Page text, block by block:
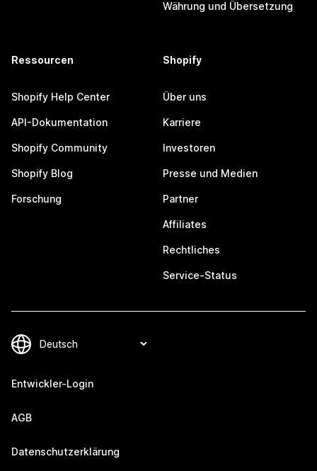
Währung und Übersetzung
Ressourcen
Shopify Help Center
API-Dokumentation
Shopify Community
Shopify Blog
Forschung
Shopify
Über uns
Karriere
Investoren
Presse und Medien
Partner
Affiliates
Rechtliches
Service-Status
Entwickler-Login
AGB
Datenschutzerklärung